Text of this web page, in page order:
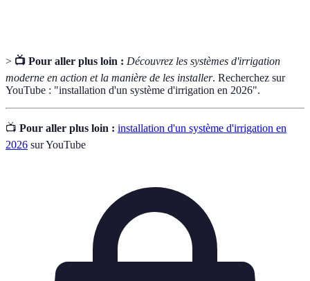
> 📺 Pour aller plus loin : Découvrez les systèmes d'irrigation
moderne en action et la manière de les installer. Recherchez sur
YouTube : "installation d'un système d'irrigation en 2026".
📺 Pour aller plus loin : installation d'un système d'irrigation en
2026 sur YouTube